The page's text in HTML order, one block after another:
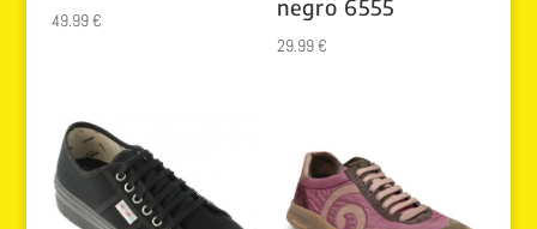
49.99€
negro 6555
29.99€